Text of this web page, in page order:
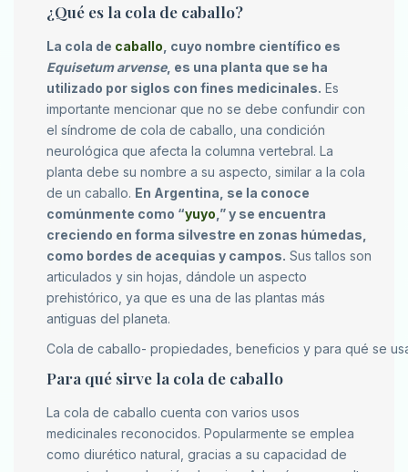
¿Qué es la cola de caballo?
La cola de caballo , cuyo nombre científico es
Equisetum arvense, es una planta que se ha
utilizado por siglos con fines medicinales. Es
importante mencionar que no se debe confundir con
el síndrome de cola de caballo, una condición
neurológica que afecta la columna vertebral. La
planta debe su nombre a su aspecto, similar a la cola
de un caballo. En Argentina, se la conoce
comúnmente como “yuyo ,” y se encuentra
creciendo en forma silvestre en zonas húmedas,
como bordes de acequias y campos. Sus tallos son
articulados y sin hojas, dándole un aspecto
prehistórico, ya que es una de las plantas más
antiguas del planeta.
Cola de caballo- propiedades, beneficios y para qué se
Para qué sirve la cola de caballo
La cola de caballo cuenta con varios usos
medicinales reconocidos. Popularmente se emplea
como diurético natural, gracias a su capacidad de